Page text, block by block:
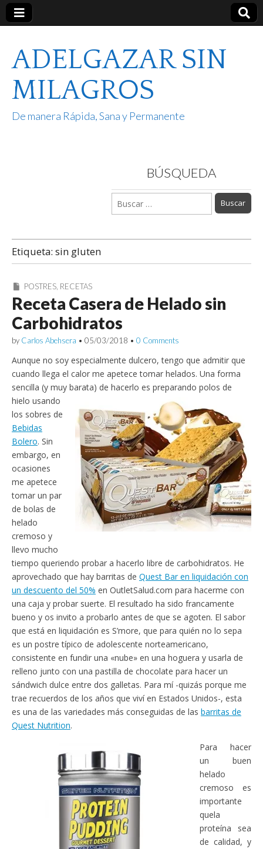
ADELGAZAR SIN
MILAGROS
De manera Rápida, Sana y Permanente
BÚSQUEDA
Buscar:
Etiqueta: sin gluten
POSTRES, RECETAS
Receta Casera de Helado sin
Carbohidratos
by Carlos Abehsera • 05/03/2018 • 0 Comments
Aunque no soy especialmente dulcero, tengo que admitir que
cuando llega el calor me apetece tomar helados. Una forma
sencilla (y muy barata) de hacerlo es preparando polos de
hielo usando
los sobres de
Bebidas
Bolero. Sin
embargo, en
ocasiones
me apetece
tomar un par
de bolas de
helado
cremoso y
llevo mucho
tiempo queriendo probar a hacerlo libre de carbohidratos. He
aprovechado que hay barritas de Quest Bar en liquidación con
un descuento del 50% en OutletSalud.com para hacerme con
una caja y probar suerte. El resultado ha sido francamente
bueno y os invito a probarlo antes de que se agoten. El sabor
que está en liquidación es S’more, que para quién no lo sepa
es un postre típico de adolescente norteamericano,
consistente en fundir una «nube» en una hoguera y usarla de
relleno junto con una pastilla de chocolate para hacer un
sándwich dulce entre dos galletas. Para mí -quizás porque me
trae recuerdos de los años que viví en Estados Unidos-, esta
es una de las variedades más conseguidas de las barritas de
Quest Nutrition.
Para hacer
un buen
helado
cremoso es
importante
quela
proteína sea
de calidad, y